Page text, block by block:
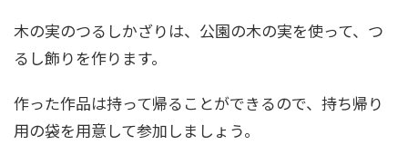
木の実のつるしかざりは、公園の木の実を使って、つ
るし飾りを作ります。
作った作品は持って帰ることができるので、持ち帰り
用の袋を用意して参加しましょう。